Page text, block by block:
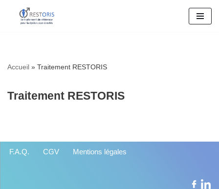
Aller
Accueil » Traitement RESTORIS
Traitement RESTORIS
F.A.Q. CGV Mentions légales